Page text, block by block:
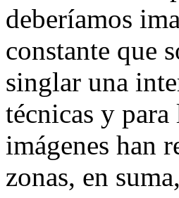
deberíamos
constante que
singlar una
técnicas y
imágenes han
zonas, en